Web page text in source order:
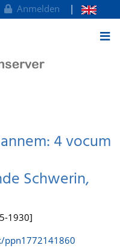
Anmelden
4 vocum
Schwerin,
1930]
ppn1772141860